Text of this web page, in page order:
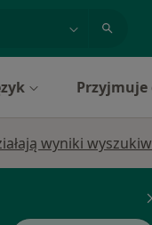
Przyjmuje
wyniki